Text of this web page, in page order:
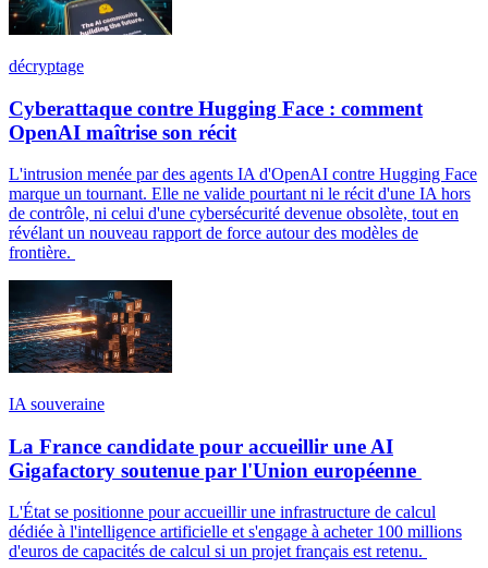
décryptage
Cyberattaque contre Hugging Face : comment
OpenAI maîtrise son récit
L'intrusion menée par des agents IA d'OpenAI contre Hugging Face
marque un tournant. Elle ne valide pourtant ni le récit d'une IA hors
de contrôle, ni celui d'une cybersécurité devenue obsolète, tout en
révélant un nouveau rapport de force autour des modèles de
frontière.
IA souveraine
La France candidate pour accueillir une AI
Gigafactory soutenue par l'Union européenne
L'État se positionne pour accueillir une infrastructure de calcul
dédiée à l'intelligence artificielle et s'engage à acheter 100 millions
d'euros de capacités de calcul si un projet français est retenu.